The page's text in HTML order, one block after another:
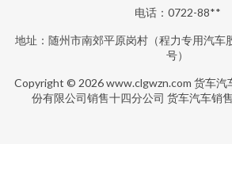
电话：0722-88**
地址：随州市南郊平原岗村（程力专用汽车
号）
Copyright © 2026www.clgwzn.com 货车汽
份有限公司销售十四分公司 货车汽车销售